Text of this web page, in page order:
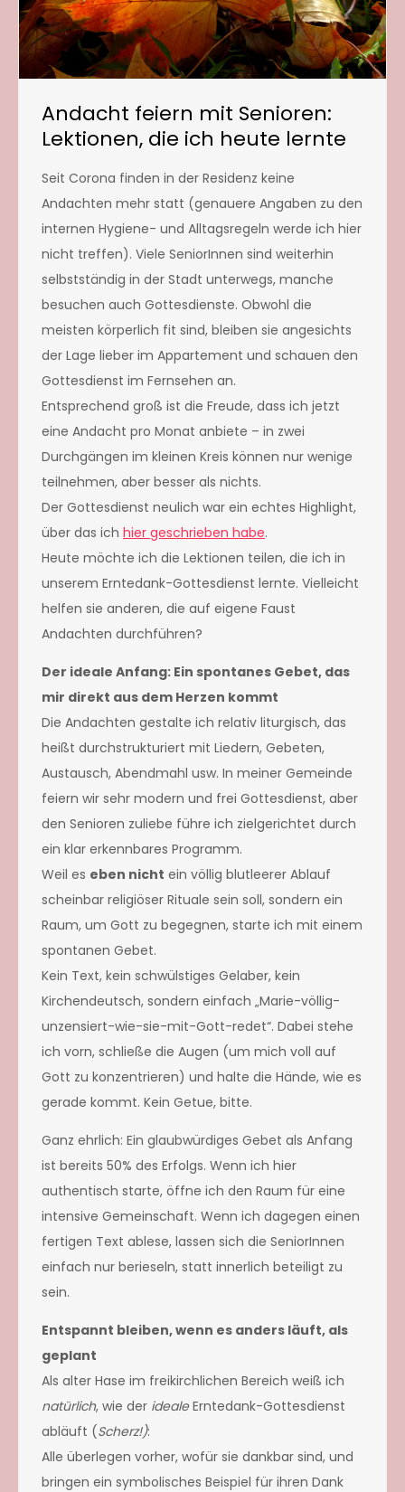
Andacht feiern mit Senioren:
Lektionen, die ich heute lernte
Seit Corona finden in der Residenz keine
Andachten mehr statt (genauere Angaben zu den
internen Hygiene- und Alltagsregeln werde ich hier
nicht treffen). Viele SeniorInnen sind weiterhin
selbstständig in der Stadt unterwegs, manche
besuchen auch Gottesdienste. Obwohl die
meisten körperlich fit sind, bleiben sie angesichts
der Lage lieber im Appartement und schauen den
Gottesdienst im Fernsehen an.
Entsprechend groß ist die Freude, dass ich jetzt
eine Andacht pro Monat anbiete – in zwei
Durchgängen im kleinen Kreis können nur wenige
teilnehmen, aber besser als nichts.
Der Gottesdienst neulich war ein echtes Highlight,
über das ich hier geschrieben habe.
Heute möchte ich die Lektionen teilen, die ich in
unserem Erntedank-Gottesdienst lernte. Vielleicht
helfen sie anderen, die auf eigene Faust
Andachten durchführen?
Der ideale Anfang: Ein spontanes Gebet, das
mir direkt aus dem Herzen kommt
Die Andachten gestalte ich relativ liturgisch, das
heißt durchstrukturiert mit Liedern, Gebeten,
Austausch, Abendmahl usw. In meiner Gemeinde
feiern wir sehr modern und frei Gottesdienst, aber
den Senioren zuliebe führe ich zielgerichtet durch
ein klar erkennbares Programm.
Weil es eben nicht ein völlig blutleerer Ablauf
scheinbar religiöser Rituale sein soll, sondern ein
Raum, um Gott zu begegnen, starte ich mit einem
spontanen Gebet.
Kein Text, kein schwülstiges Gelaber, kein
Kirchendeutsch, sondern einfach „Marie-völlig-
unzensiert-wie-sie-mit-Gott-redet“. Dabei stehe
ich vorn, schließe die Augen (um mich voll auf
Gott zu konzentrieren) und halte die Hände, wie es
gerade kommt. Kein Getue, bitte.
Ganz ehrlich: Ein glaubwürdiges Gebet als Anfang
ist bereits 50% des Erfolgs. Wenn ich hier
authentisch starte, öffne ich den Raum für eine
intensive Gemeinschaft. Wenn ich dagegen einen
fertigen Text ablese, lassen sich die SeniorInnen
einfach nur berieseln, statt innerlich beteiligt zu
sein.
Entspannt bleiben, wenn es anders läuft, als
geplant
Als alter Hase im freikirchlichen Bereich weiß ich
natürlich, wie der idealeErntedank-Gottesdienst
abläuft (Scherz!):
Alle überlegen vorher, wofür sie dankbar sind, und
bringen ein symbolisches Beispiel für ihren Dank